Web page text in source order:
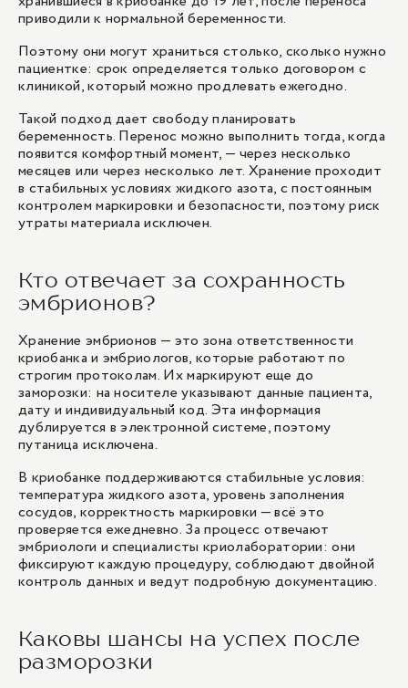
приводили к нормальной беременности.
Поэтому они могут храниться столько, сколько нужно
пациентке: срок определяется только договором с
клиникой, который можно продлевать ежегодно.
Такой подход дает свободу планировать
беременность. Перенос можно выполнить тогда, когда
появится комфортный момент, — через несколько
месяцев или через несколько лет. Хранение проходит
в стабильных условиях жидкого азота, с постоянным
контролем маркировки и безопасности, поэтому риск
утраты материала исключен.
Кто отвечает за сохранность
эмбрионов?
Хранение эмбрионов — это зона ответственности
криобанка и эмбриологов, которые работают по
строгим протоколам. Их маркируют еще до
заморозки: на носителе указывают данные пациента,
дату и индивидуальный код. Эта информация
дублируется в электронной системе, поэтому
путаница исключена.
В криобанке поддерживаются стабильные условия:
температура жидкого азота, уровень заполнения
сосудов, корректность маркировки — всё это
проверяется ежедневно. За процесс отвечают
эмбриологи и специалисты криолаборатории: они
фиксируют каждую процедуру, соблюдают двойной
контроль данных и ведут подробную документацию.
Каковы шансы на успех после
разморозки